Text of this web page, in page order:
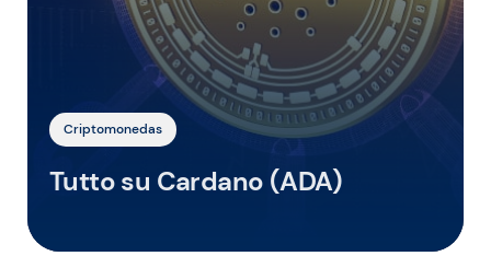
Criptomonedas
Tutto su Cardano (ADA)